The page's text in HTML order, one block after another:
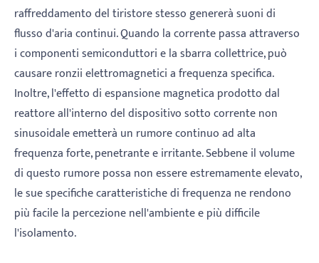
raffreddamento del tiristore stesso genererà suoni di
flusso d'aria continui. Quando la corrente passa attraverso
i componenti semiconduttori e la sbarra collettrice, può
causare ronzii elettromagnetici a frequenza specifica.
Inoltre, l'effetto di espansione magnetica prodotto dal
reattore all'interno del dispositivo sotto corrente non
sinusoidale emetterà un rumore continuo ad alta
frequenza forte, penetrante e irritante. Sebbene il volume
di questo rumore possa non essere estremamente elevato,
le sue specifiche caratteristiche di frequenza ne rendono
più facile la percezione nell'ambiente e più difficile
l'isolamento.